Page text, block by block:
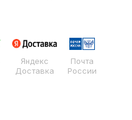
Яндекс
Доставка
Почта
России